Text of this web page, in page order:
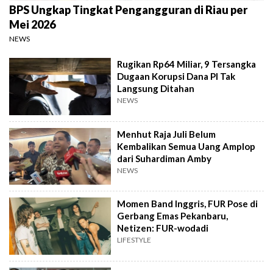
BPS Ungkap Tingkat Pengangguran di Riau per
Mei 2026
NEWS
Rugikan Rp64 Miliar, 9 Tersangka
Dugaan Korupsi Dana PI Tak
Langsung Ditahan
NEWS
Menhut Raja Juli Belum
Kembalikan Semua Uang Amplop
dari Suhardiman Amby
NEWS
Momen Band Inggris, FUR Pose di
Gerbang Emas Pekanbaru,
Netizen: FUR-wodadi
LIFESTYLE